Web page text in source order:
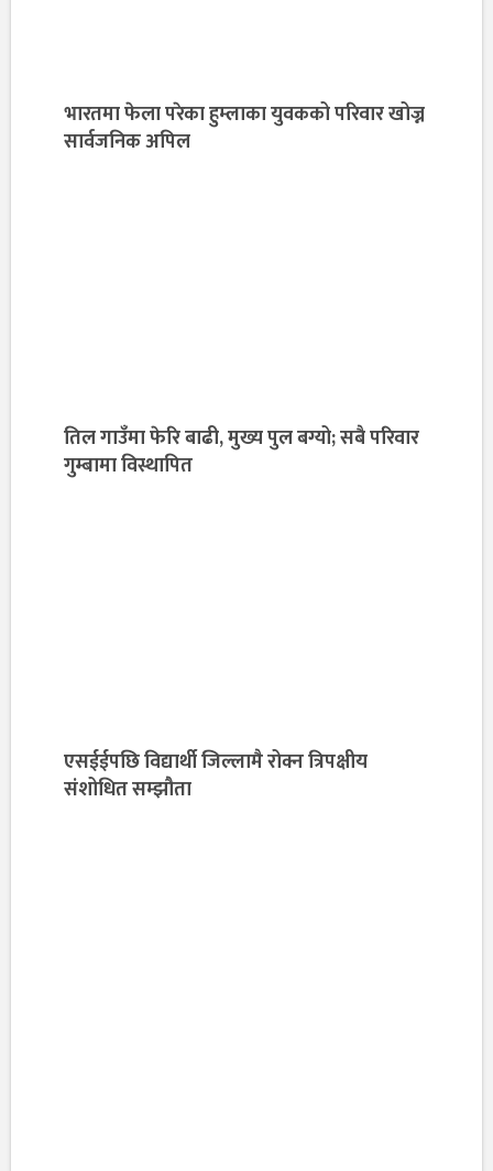
भारतमा फेला परेका हुम्लाका युवकको परिवार खोज्न
सार्वजनिक अपिल
तिल गाउँमा फेरि बाढी, मुख्य पुल बग्यो; सबै परिवार
गुम्बामा विस्थापित
एसईईपछि विद्यार्थी जिल्लामै रोक्न त्रिपक्षीय
संशोधित सम्झौता